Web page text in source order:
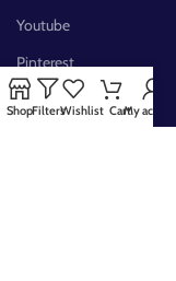
Youtube
Pinterest
FB Group
ShopFiltersWishlist CartMy account